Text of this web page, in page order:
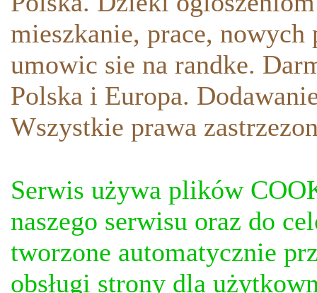
mieszkanie, prace,
umowic sie na randke.
Polska i Europa.
Wszystkie prawa
Serwis używa plików
naszego serwisu oraz do
tworzone automatycznie
obsługi strony dla